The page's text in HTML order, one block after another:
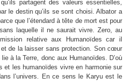
partagent des valeurs essentielles,
le destin qu’ils se sont choisi. Albator a
que l’étendard à tête de mort est pour
laquelle il ne saurait vivre. Zero, au
relative aux Humanoïdes car il
et de la laisser sans protection. Son cœur
à la Terre, donc aux Humanoïdes. D’où
et les humanoïdes vivre en harmonie sur
l’univers. En ce sens le Karyu est le